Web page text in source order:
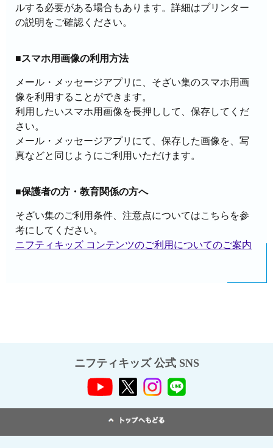
ルする必要がある場合もあります。詳細はプリンター
の説明をご確認ください。
■スマホ用画像の利用方法
メール・メッセージアプリに、そざい集のスマホ用画
像を利用することができます。
利用したいスマホ用画像を長押しして、保存してくだ
さい。
メール・メッセージアプリにて、保存した画像を、写
真などと同じようにご利用いただけます。
■保護者の方・教育関係の方へ
そざい集のご利用条件、注意点についてはこちらを参
考にしてください。
ニフティキッズ コンテンツのご利用についてのご案内
ニフティキッズ 公式 SNS